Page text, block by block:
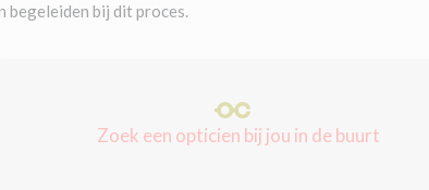
begeleiden bij dit proces.
Zoek een opticien bij jou in de buurt